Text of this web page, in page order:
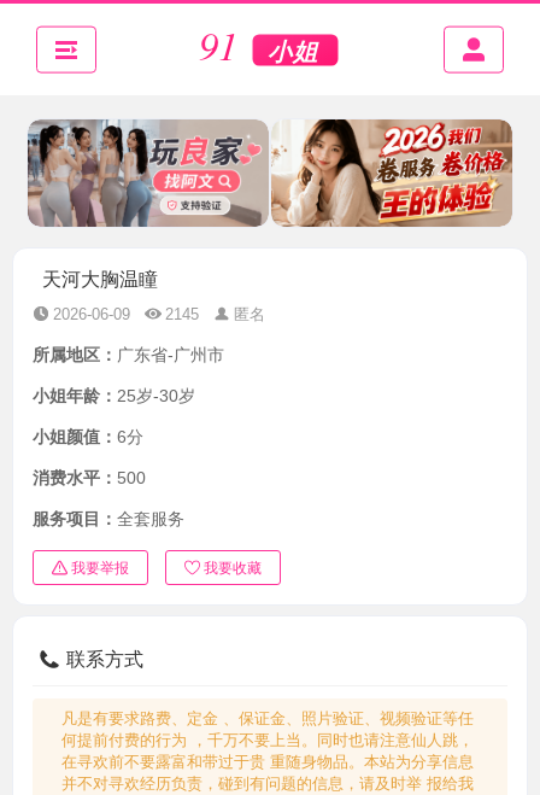
天河大胸温瞳
2026-06-09 2145 匿名
所属地区： 广东省-广州市
小姐年龄： 25岁-30岁
小姐颜值： 6分
消费水平： 500
服务项目： 全套服务
我要举报 我要收藏
联系方式
凡是有要求路费、定金 、保证金、照片验证、视频验证等任
何提前付费的行为 ，千万不要上当。同时也请注意仙人跳，
在寻欢前不要露富和带过于贵 重随身物品。本站为分享信息
并不对寻欢经历负责，碰到有问题的信息，请及时举 报给我